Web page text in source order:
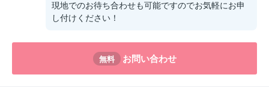
現地でのお待ち合わせも可能ですのでお気軽にお申
し付けください！
無料 お問い合わせ